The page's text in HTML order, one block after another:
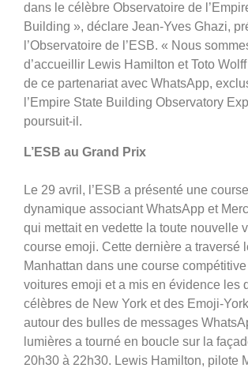
dans le célèbre Observatoire de
Building », déclare Jean-Yves Ghazi,
l’Observatoire de l’ESB. « Nous
d’accueillir Lewis Hamilton et Toto
de ce partenariat avec WhatsApp,
l’Empire State Building Observatory
poursuit-il.
L’ESB au Grand Prix
Le 29 avril, l’ESB a présenté une
dynamique associant WhatsApp et
qui mettait en vedette la toute nouvelle
course emoji. Cette dernière a traversé
Manhattan dans une course compétitive
voitures emoji et a mis en évidence les
célèbres de New York et des Emoji-
autour des bulles de messages
lumières a tourné en boucle sur la
20h30 à 22h30. Lewis Hamilton, pilote